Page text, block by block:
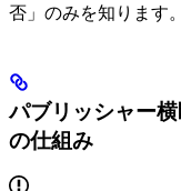
否」のみを知ります。
パブリッシャー
の仕組み